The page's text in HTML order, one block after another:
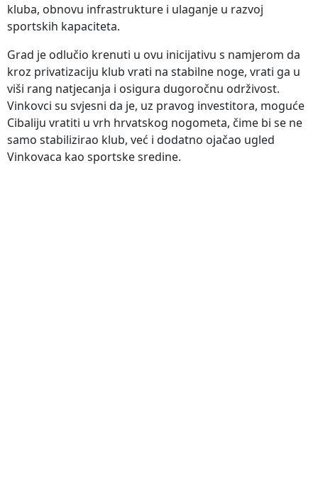
kluba, obnovu infrastrukture i ulaganje u razvoj
sportskih kapaciteta.
Grad je odlučio krenuti u ovu inicijativu s namjerom da
kroz privatizaciju klub vrati na stabilne noge, vrati ga u
viši rang natjecanja i osigura dugoročnu održivost.
Vinkovci su svjesni da je, uz pravog investitora, moguće
Cibaliju vratiti u vrh hrvatskog nogometa, čime bi se ne
samo stabilizirao klub, već i dodatno ojačao ugled
Vinkovaca kao sportske sredine.